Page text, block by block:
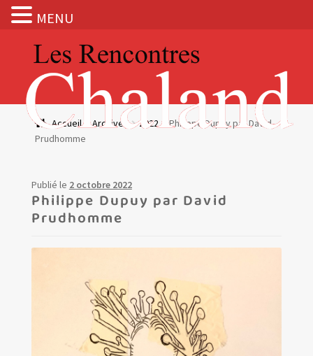
navigation
contenu
Actualités
Expositions
Les Rencontres Chaland
Hors les murs
Les amis d’Yves Chaland
Accueil Archives 2022
Philippe Dupuy par David
Prudhomme
Publié le 2 octobre 2022
Philippe Dupuy par David
Prudhomme
MENU